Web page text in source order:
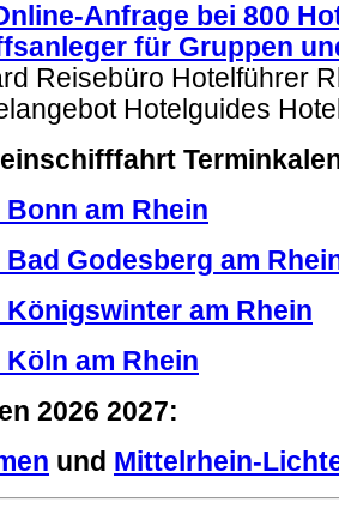
Anfrage bei 800
für Gruppen
Reisebüro Hotelführer
Hotelguides
am Rhein
Godesberg am
am Rhein
am Rhein
2026 2027:
und Mittelrhein-